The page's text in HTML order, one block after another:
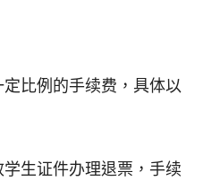
比例的手续费，具体以
生证件办理退票，手续